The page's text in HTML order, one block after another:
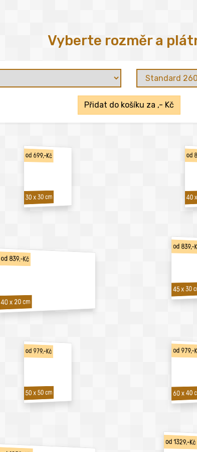
Vyberte rozměr a
Přidat do košíku za ,- Kč
od 699,-Kč
30 x 30 cm
od
40
od 839,-Kč
40 x 20 cm
od 839,-
45 x 30
od 979,-Kč
50 x 50 cm
od 979,-
60 x 40
od 1329,-Kč